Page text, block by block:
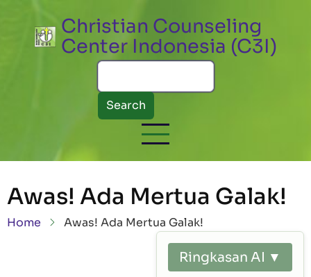
Christian Counseling
Center Indonesia (C3I)
Search
Awas! Ada Mertua Galak!
Breadcrumb
Home Awas! Ada Mertua Galak!
Ringkasan AI ▼